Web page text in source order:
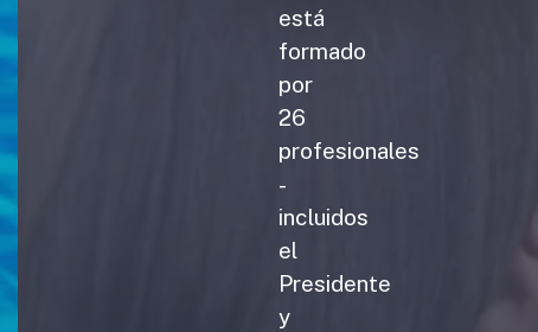
está
formado
por
26
profesionales
-
incluidos
el
Presidente
y